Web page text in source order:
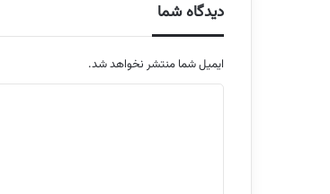
دیدگاه شما
ایمیل شما منتشر نخواهد شد.